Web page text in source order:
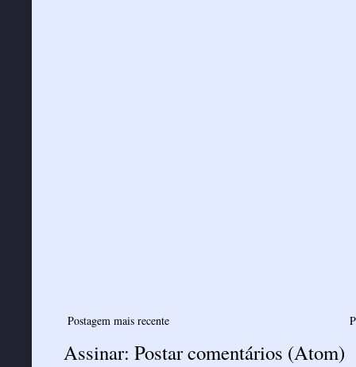
Postagem mais recente
Assinar: Postar comentários (Atom)